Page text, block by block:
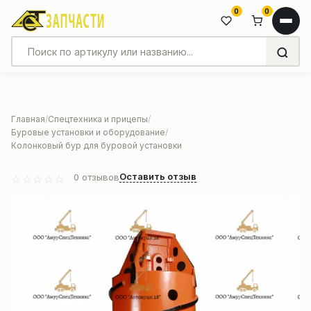
0 0
Главная Спецтехника и прицепы
Буровые установки и оборудование
Колонковый бур для буровой установки
0 отзывовОставить отзыв